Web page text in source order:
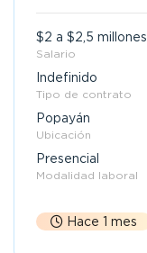
$2 a $2,5 millones
Salario
Indefinido
Tipo de contrato
Popayán
Ubicación
Presencial
Modalidad laboral
Hace 1 mes